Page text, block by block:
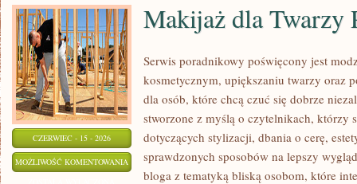
CZERWIEC - 15 - 2026
MOŻLIWOŚĆ KOMENTOWANIA MAKIJAŻ
Makijaż dla Twarzy
Serwis poradnikowy poświęcony jest
kosmetycznym, upiększaniu twarzy oraz
dla osób, które chcą czuć się dobrze
stworzone z myślą o czytelnikach, którzy
dotyczących stylizacji, dbania o cerę,
sprawdzonych sposobów na lepszy
bloga z tematyką bliską osobom, które